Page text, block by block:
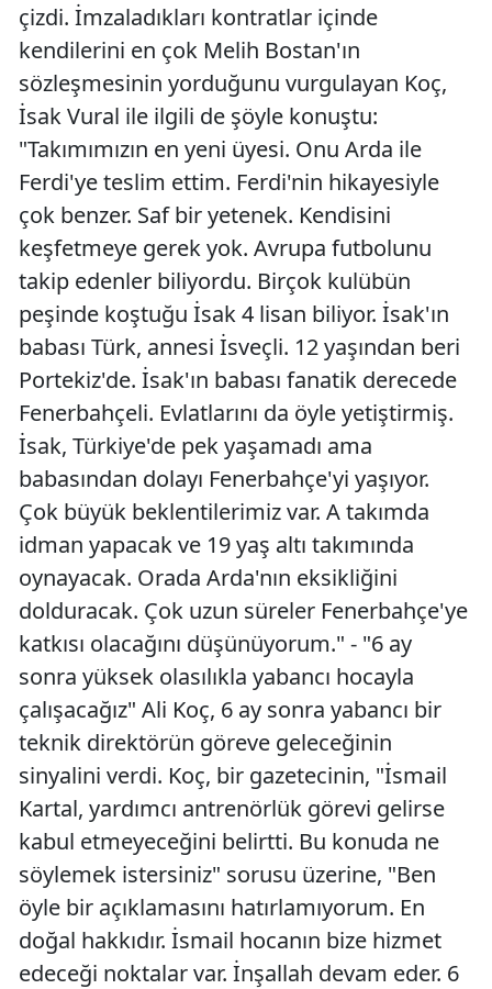
Batman
Şırnak
Bartın
Iğdır
Yalova
Karabük
Kilis
Düzce
çizdi. İmzaladıkları kontratlar içinde
kendilerini en çok Melih Bostan'ın
sözleşmesinin yorduğunu vurgulayan Koç,
İsak Vural ile ilgili de şöyle konuştu:
"Takımımızın en yeni üyesi. Onu Arda ile
Ferdi'ye teslim ettim. Ferdi'nin hikayesiyle
çok benzer. Saf bir yetenek. Kendisini
keşfetmeye gerek yok. Avrupa futbolunu
takip edenler biliyordu. Birçok kulübün
peşinde koştuğu İsak 4 lisan biliyor. İsak'ın
babası Türk, annesi İsveçli. 12 yaşından beri
Portekiz'de. İsak'ın babası fanatik derecede
Fenerbahçeli. Evlatlarını da öyle yetiştirmiş.
İsak, Türkiye'de pek yaşamadı ama
babasından dolayı Fenerbahçe'yi yaşıyor.
Çok büyük beklentilerimiz var. A takımda
idman yapacak ve 19 yaş altı takımında
oynayacak. Orada Arda'nın eksikliğini
dolduracak. Çok uzun süreler Fenerbahçe'ye
katkısı olacağını düşünüyorum." - "6 ay
sonra yüksek olasılıkla yabancı hocayla
çalışacağız" Ali Koç, 6 ay sonra yabancı bir
teknik direktörün göreve geleceğinin
sinyalini verdi. Koç, bir gazetecinin, "İsmail
Kartal, yardımcı antrenörlük görevi gelirse
kabul etmeyeceğini belirtti. Bu konuda ne
söylemek istersiniz" sorusu üzerine, "Ben
öyle bir açıklamasını hatırlamıyorum. En
doğal hakkıdır. İsmail hocanın bize hizmet
edeceği noktalar var. İnşallah devam eder. 6